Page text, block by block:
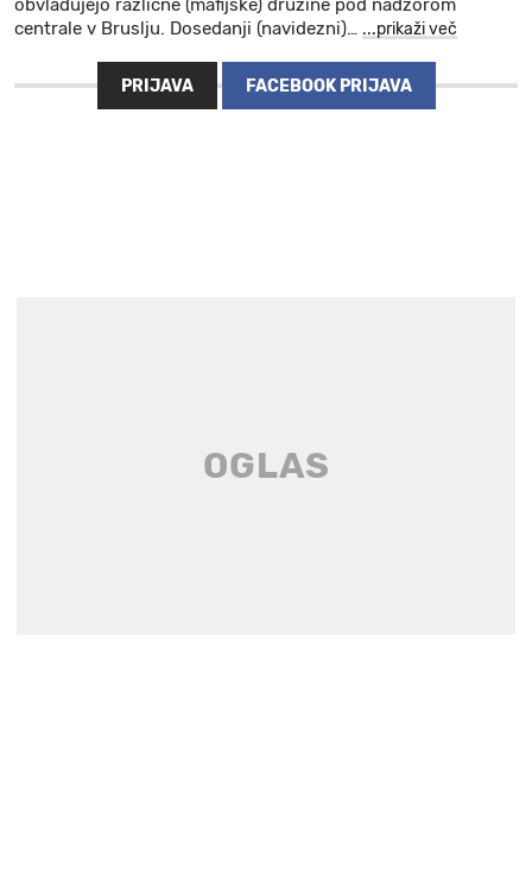
obvladujejo različne (mafijske) družine pod nadzorom
centrale v Bruslju. Dosedanji (navidezni)… ...prikaži več
PRIJAVA FACEBOOK PRIJAVA